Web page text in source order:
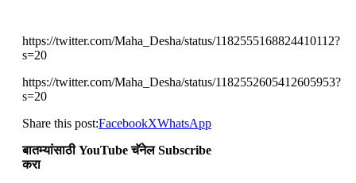
https://twitter.com/Maha_Desha/status/1182555168824410112?
s=20
https://twitter.com/Maha_Desha/status/1182552605412605953?
s=20
Share this post:FacebookXWhatsApp
बातम्यांसाठी YouTube चॅनेल Subscribe
करा